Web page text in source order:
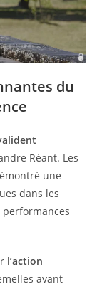
du
Réant. Les
une
dans les
l’action
avant